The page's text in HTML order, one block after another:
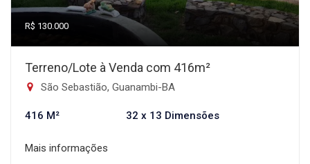
R$ 130.000
Terreno/Lote à Venda com 416m²
São Sebastião, Guanambi-BA
416 M² 32 x 13 Dimensões
Mais informações